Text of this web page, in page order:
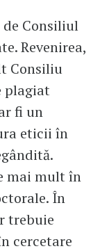
de Consiliul
Revenirea,
Consiliu
plagiat
fi un
eticii în
mai mult în
În
trebuie
cercetare